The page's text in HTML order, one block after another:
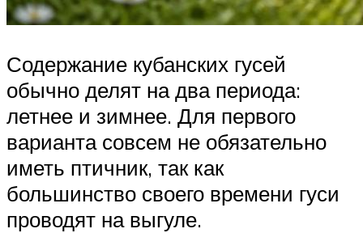
Содержание кубанских гусей
обычно делят на два периода:
летнее и зимнее. Для первого
варианта совсем не обязательно
иметь птичник, так как
большинство своего времени гуси
проводят на выгуле.